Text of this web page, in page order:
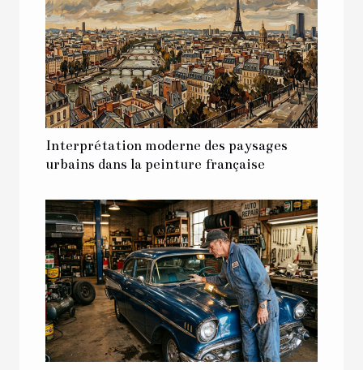
Interprétation moderne des paysages
urbains dans la peinture française